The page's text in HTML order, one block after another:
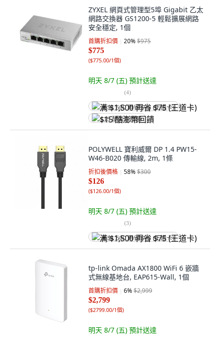
ZYXEL 網頁式管理型5埠 Gigabit 乙太
網路交換器 GS1200-5 輕鬆擴展網路
安全穩定, 1個
首購折扣價 20%$975
$775
($775.00/1個)
明天 8/7 (五) 預計送達
(4)
满 $1,500 再省 $75 (王道卡)
$15 酷澎幣回饋
POLYWELL 寶利威爾 DP 1.4 PW15-
W46-B020 傳輸線, 2m, 1條
折扣後價格 58%$300
$126
($126.00/1個)
明天 8/7 (五) 預計送達
(3)
满 $1,500 再省 $75 (王道卡)
tp-link Omada AX1800 WiFi 6 嵌牆
式無線基地台, EAP615-Wall, 1個
首購折扣價 6%$2,999
$2,799
($2799.00/1個)
明天 8/7 (五) 預計送達